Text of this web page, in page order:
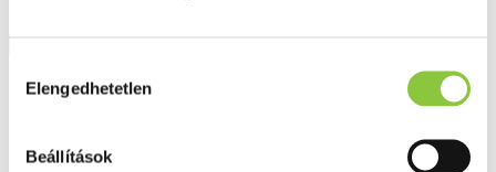
kiválasztása
Elengedhetetlen
Beállítások
Ajánlataink
DuoFemin hüvelyhidratáló krém, 50 ml